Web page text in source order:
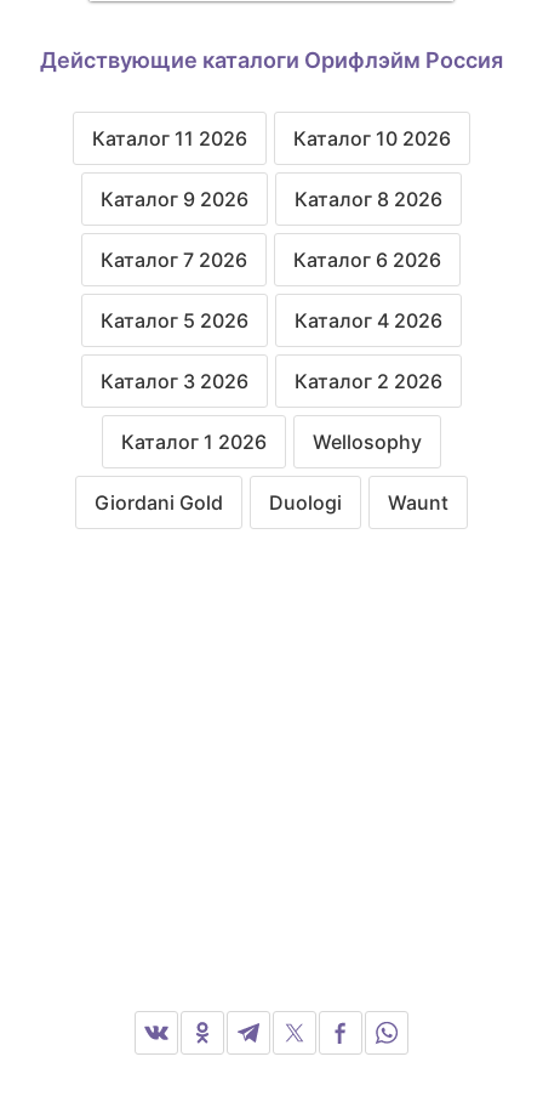
Действующие каталоги Орифлэйм Россия
Каталог 11 2026 Каталог 10 2026
Каталог 9 2026 Каталог 8 2026
Каталог 7 2026 Каталог 6 2026
Каталог 5 2026 Каталог 4 2026
Каталог 3 2026 Каталог 2 2026
Каталог 1 2026 Wellosophy
Giordani Gold Duologi Waunt